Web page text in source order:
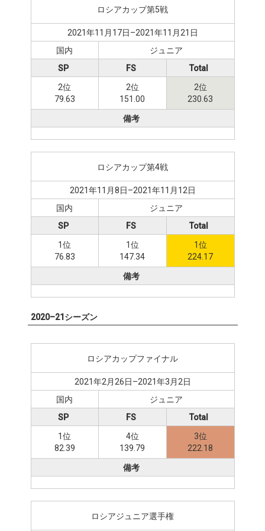
ロシアカップ第5戦
2021年11月17日–2021年11月21日
国内
ジュニア
SP
2位
79.63
FS
2位
151.00
Total
2位
230.63
備考
ロシアカップ第4戦
2021年11月8日–2021年11月12日
国内
ジュニア
SP
1位
76.83
FS
1位
147.34
Total
1位
224.17
備考
2020–21シーズン
ロシアカップファイナル
2021年2月26日–2021年3月2日
国内
ジュニア
SP
1位
82.39
FS
4位
139.79
Total
3位
222.18
備考
ロシアジュニア選手権